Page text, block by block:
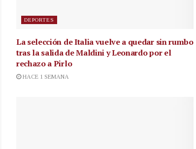
DEPORTES
La selección de Italia vuelve a quedar sin rumbo
tras la salida de Maldini y Leonardo por el
rechazo a Pirlo
HACE 1 SEMANA